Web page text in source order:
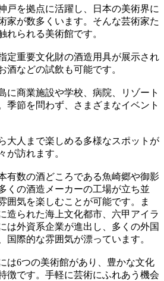
戸を拠点に活躍し、日本の美術界に
家が数多くいます。そんな芸術家た
れられる美術館です。
定重要文化財の酒造用具が展示され
酒などの試飲も可能です。
に商業施設や学校、病院、リゾート
季節を問わず、さまざまなイベント
大人まで楽しめる多様なスポットが
が訪れます。
有数の酒どころである魚崎郷や御影
くの酒造メーカーの工場が立ち並
囲気を楽しむことが可能です。ま
造られた海上文化都市、六甲アイラ
は外資系企業が進出し、多くの外国
国際的な雰囲気が漂っています。
は6つの美術館があり、豊かな文化
徴です。手軽に芸術にふれあう機会